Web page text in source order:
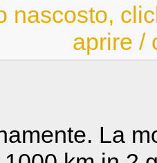
nascosto,
aprire /
La